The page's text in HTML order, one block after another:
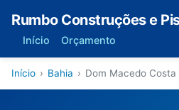
Rumbo Construções e
Início Orçamento
Início › Bahia › Dom Macedo Costa